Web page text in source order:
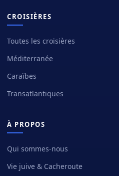
CROISIÈRES
Toutes les croisières
Méditerranée
Caraïbes
Transatlantiques
À PROPOS
Qui sommes-nous
Vie juive & Cacheroute